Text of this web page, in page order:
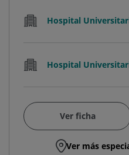
Hospital
Hospital
Ver ficha
Ver más